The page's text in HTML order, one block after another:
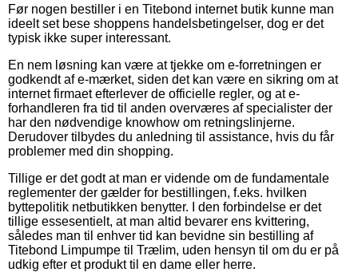
Før nogen bestiller i en Titebond internet butik kunne man
ideelt set bese shoppens handelsbetingelser, dog er det
typisk ikke super interessant.
En nem løsning kan være at tjekke om e-forretningen er
godkendt af e-mærket, siden det kan være en sikring om at
internet firmaet efterlever de officielle regler, og at e-
forhandleren fra tid til anden overværes af specialister der
har den nødvendige knowhow om retningslinjerne.
Derudover tilbydes du anledning til assistance, hvis du får
problemer med din shopping.
Tillige er det godt at man er vidende om de fundamentale
reglementer der gælder for bestillingen, f.eks. hvilken
byttepolitik netbutikken benytter. I den forbindelse er det
tillige essesentielt, at man altid bevarer ens kvittering,
således man til enhver tid kan bevidne sin bestilling af
Titebond Limpumpe til Trælim, uden hensyn til om du er på
udkig efter et produkt til en dame eller herre.